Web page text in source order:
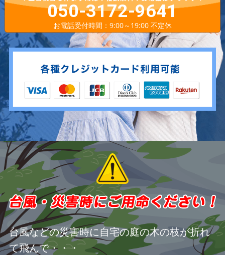
050-3172-9641
お電話受付時間：9:00～19:00 不定休
台風などの災害時に自宅の庭の木の枝が折れ
て飛んで・・・